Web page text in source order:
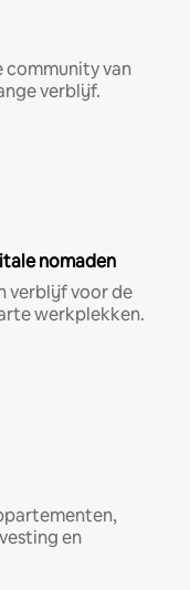
community van
verblijf.
nomaden
verblijf voor de
werkplekken.
en